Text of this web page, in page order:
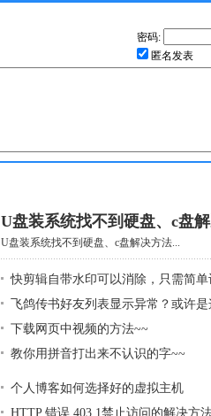
密码:
匿名发表
U盘装系统找不到硬盘、c盘
U盘装系统找不到硬盘、c盘解决方法...
快剪辑自带水印可以消除，只需简单
飞鸽传书好友列表显示异常？或许
下载网页中视频的方法~~
教你用拼音打出来不认识的字~~
个人博客如何选择好的虚拟主机
HTTP 错误 403.1禁止访问的解决方